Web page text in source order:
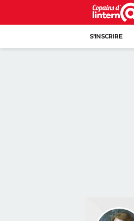
S'INSCRIRE